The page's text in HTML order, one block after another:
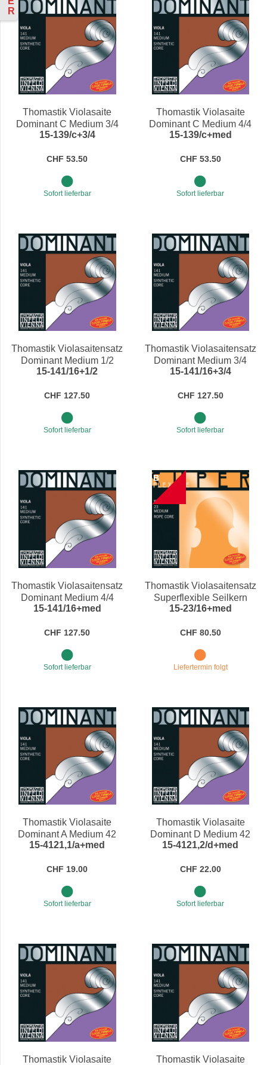
R
Thomastik Violasaite
Dominant C Medium 3/4
15-139/c+3/4
CHF 53.50
Sofort lieferbar
Thomastik Violasaite
Dominant C Medium 4/4
15-139/c+med
CHF 53.50
Sofort lieferbar
Thomastik Violasaitensatz
Dominant Medium 1/2
15-141/16+1/2
CHF 127.50
Sofort lieferbar
Thomastik Violasaitensatz
Dominant Medium 3/4
15-141/16+3/4
CHF 127.50
Sofort lieferbar
Thomastik Violasaitensatz
Dominant Medium 4/4
15-141/16+med
CHF 127.50
Sofort lieferbar
B
Thomastik Violasaitensatz
Superflexible Seilkern
Medium 4/4
15-23/16+med
CHF 80.50
Liefertermin folgt
Thomastik Violasaite
Dominant A Medium 42
cm
15-4121,1/a+med
CHF 19.00
Sofort lieferbar
Thomastik Violasaite
Dominant D Medium 42
cm
15-4121,2/d+med
CHF 22.00
Sofort lieferbar
Thomastik Violasaite
Thomastik Violasaite